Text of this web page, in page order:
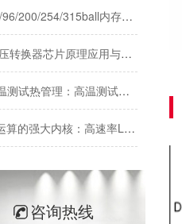
咨询热线